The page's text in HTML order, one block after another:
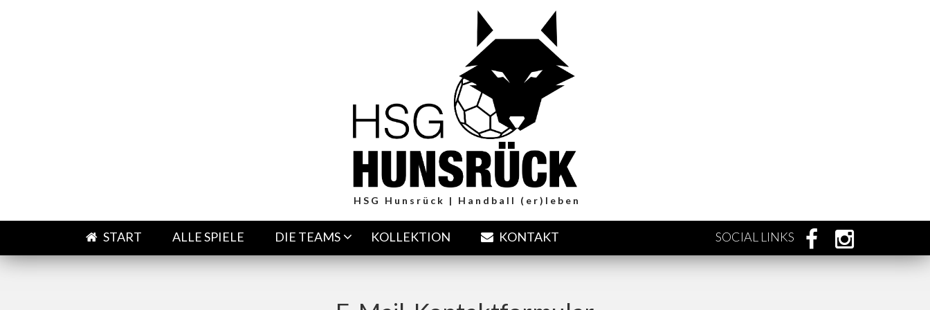
HSG Hunsrück | Handball (er)leben
START ALLE SPIELE DIE TEAMS KOLLEKTION KONTAKT SOCIAL LINKS